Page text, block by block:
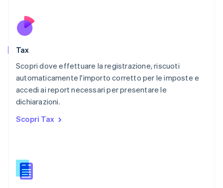
Tax
Scopri dove effettuare la registrazione, riscuoti
automaticamente l'importo corretto per le imposte e
accedi ai report necessari per presentare le
dichiarazioni.
Scopri Tax
English
Paesi Bassi
English
Portogallo
RAS di Hong Kong, Cina
English简体中文
Regno Unito
English
English
Singapore